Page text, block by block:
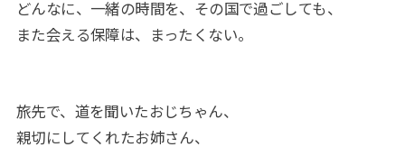
どんなに、一緒の時間を、その国で過ごしても、
また会える保障は、まったくない。
旅先で、道を聞いたおじちゃん、
親切にしてくれたお姉さん、